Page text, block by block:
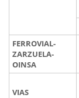
FERROVIAL-
ZARZUELA-
OINSA
VIAS